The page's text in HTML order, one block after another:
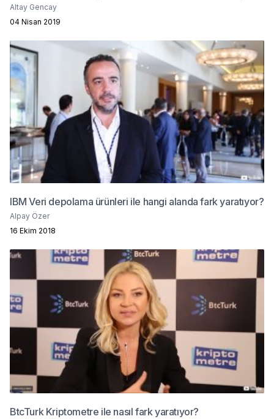
Altay Gencay
04 Nisan 2019
IBM Veri depolama ürünleri ile hangi alanda fark yaratıyor?
Alpay Özer
16 Ekim 2018
BtcTurk Kriptometre ile nasıl fark yaratıyor?